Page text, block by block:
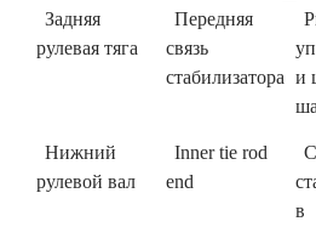
Задняя
рулевая тяга
Передняя
связь
стабилизатора и
Нижний
рулевой вал
Inner tie rod
end
в